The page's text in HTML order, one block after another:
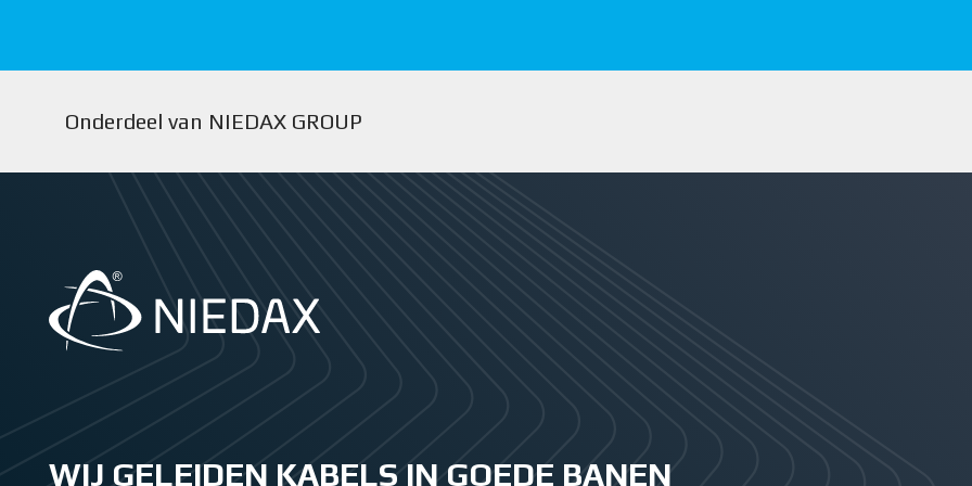
Onderdeel van NIEDAX GROUP
WIJ GELEIDEN KABELS IN GOEDE BANEN